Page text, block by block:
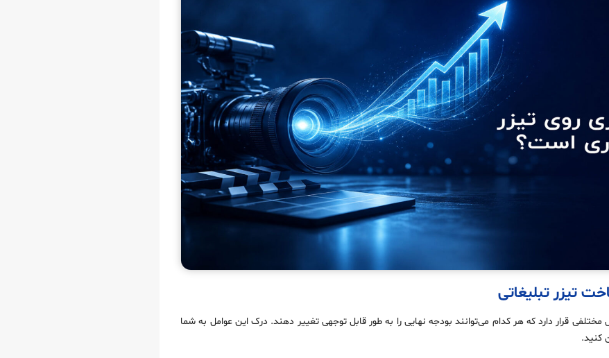
تیزر تبلیغاتی
مختلفی قرار دارد که هر کدام می‌توانند بودجه نهایی را به طور قابل توجهی تغییر دهند. درک این عوامل به شما
کنید.